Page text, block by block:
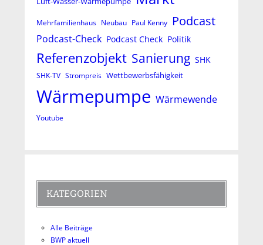
Mehrfamilienhaus Neubau Paul Kenny Podcast
Podcast-Check Podcast Check Politik
Referenzobjekt Sanierung SHK
SHK-TV Strompreis Wettbewerbsfähigkeit
Wärmepumpe Wärmewende
Youtube
KATEGORIEN
Alle Beiträge
BWP aktuell